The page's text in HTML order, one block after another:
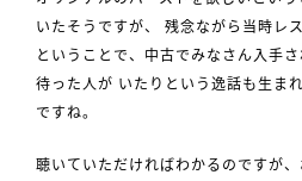
いたそうですが、 残念ながら当時レ
ということで、中古でみなさん入手
待った人が いたりという逸話も生ま
ですね。
聴いていただければわかるのですが